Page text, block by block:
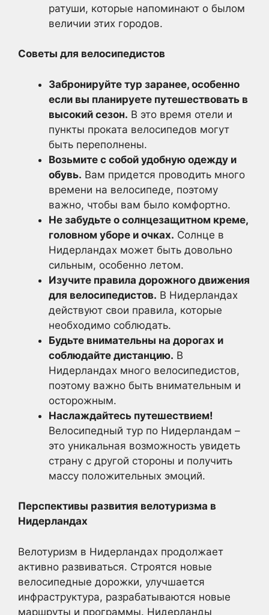
ратуши, которые напоминают о былом
величии этих городов.
Советы для велосипедистов
Забронируйте тур заранее, особенно
если вы планируете путешествовать в
высокий сезон. В это время отели и
пункты проката велосипедов могут
быть переполнены.
Возьмите с собой удобную одежду и
обувь. Вам придется проводить много
времени на велосипеде, поэтому
важно, чтобы вам было комфортно.
Не забудьте о солнцезащитном креме,
головном уборе и очках. Солнце в
Нидерландах может быть довольно
сильным, особенно летом.
Изучите правила дорожного движения
для велосипедистов. В Нидерландах
действуют свои правила, которые
необходимо соблюдать.
Будьте внимательны на дорогах и
соблюдайте дистанцию. В
Нидерландах много велосипедистов,
поэтому важно быть внимательным и
осторожным.
Наслаждайтесь путешествием!
Велосипедный тур по Нидерландам –
это уникальная возможность увидеть
страну с другой стороны и получить
массу положительных эмоций.
Перспективы развития велотуризма в
Нидерландах
Велотуризм в Нидерландах продолжает
активно развиваться. Строятся новые
велосипедные дорожки, улучшается
инфраструктура, разрабатываются новые
маршруты и программы. Нидерланды